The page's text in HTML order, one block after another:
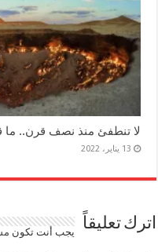
لا تنطفئ منذ نصف قرن.. ما
13 يناير، 2022
اترك تعليقاً يجب أنت تكون